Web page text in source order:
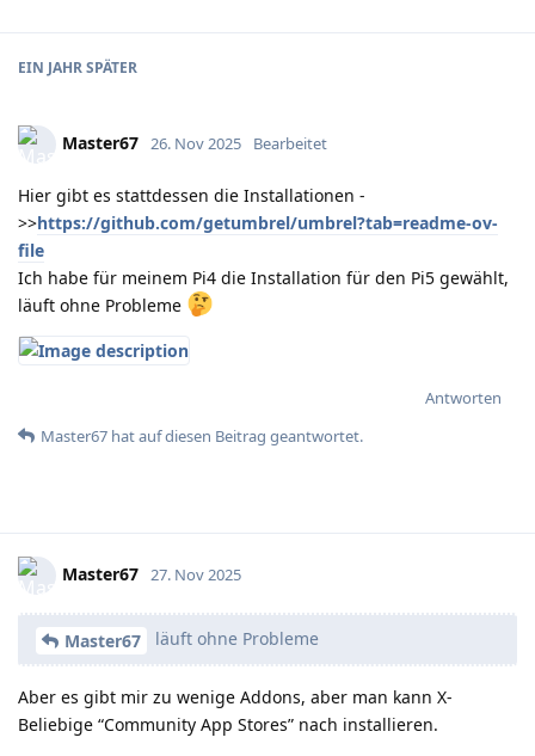
EIN JAHRSPÄTER
Master67 26. Nov 2025 Bearbeitet
Hier gibt es stattdessen die Installationen -
>>https://github.com/getumbrel/umbrel?tab=readme-ov-
file
Ich habe für meinem Pi4 die Installation für den Pi5 gewählt,
läuft ohne Probleme
Antworten
Master67 hatauf diesen Beitrag geantwortet.
Master67 27. Nov 2025
Master67 läuft ohne Probleme
Aber es gibt mir zu wenige Addons, aber man kann X-
Beliebige “Community App Stores” nach installieren.